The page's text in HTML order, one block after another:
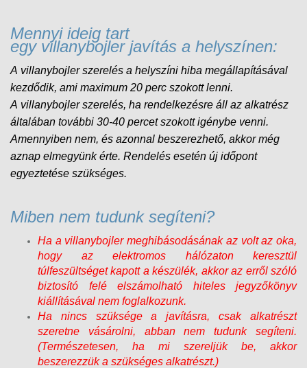
Mennyi ideig tart
egy villanybojler javítás a helyszínen:
A villanybojler szerelés a helyszíni hiba megállapításával
kezdődik, ami maximum 20 perc szokott lenni.
A villanybojlerszerelés, ha rendelkezésre áll az alkatrész
általában további 30-40 percet szokott igénybe venni.
Amennyiben nem, és azonnal beszerezhető, akkor még
aznap elmegyünk érte. Rendelés esetén új időpont
egyeztetése szükséges.
Miben nem tudunk segíteni?
Ha a villanybojler meghibásodásának az volt az oka,
hogy az elektromos hálózaton keresztül
túlfeszültséget kapott a készülék, akkor az erről szóló
biztosító felé elszámolható hiteles jegyzőkönyv
kiállításával nem foglalkozunk.
Ha nincs szüksége a javításra, csak alkatrészt
szeretne vásárolni, abban nem tudunk segíteni.
(Természetesen, ha mi szereljük be, akkor
beszerezzük a szükséges alkatrészt.)